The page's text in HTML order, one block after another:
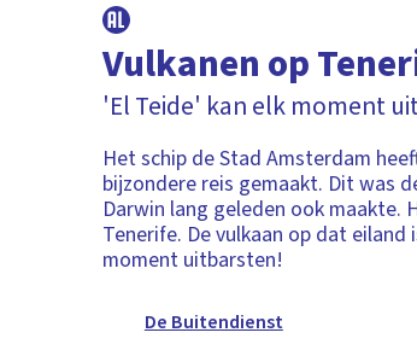
Vulkanen op
'El Teide' kan elk moment
Het schip de Stad Amsterdam
bijzondere reis gemaakt. Dit was
Darwin lang geleden ook maakte.
Tenerife. De vulkaan op dat eiland
moment uitbarsten!
De Buitendienst